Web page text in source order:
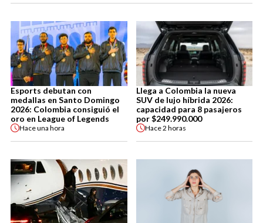
Esports debutan con
medallas en Santo Domingo
2026: Colombia consiguió el
oro en League of Legends
Haceuna hora
Llega a Colombia la nueva
SUV de lujo híbrida 2026:
capacidad para 8 pasajeros
por $249.990.000
Hace2 horas